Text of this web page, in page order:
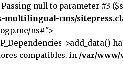
Passing null to parameter #3
multilingual-cms/
ns#">
>add_data()
compatibles. in /var/www/